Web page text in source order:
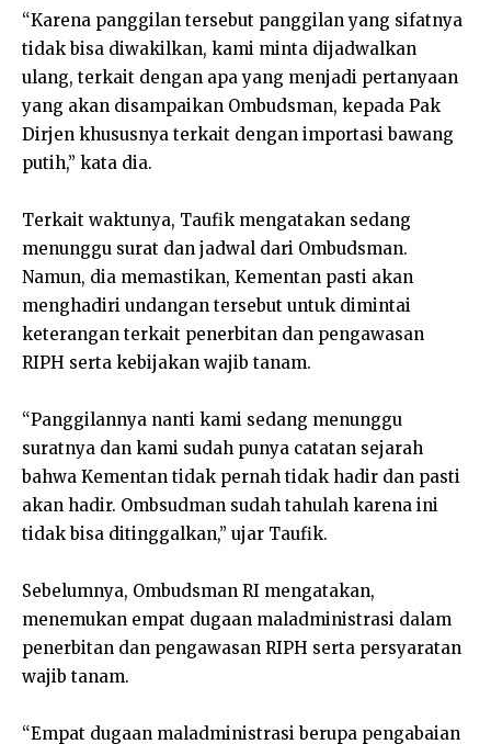
“Karena panggilan tersebut panggilan yang sifatnya
tidak bisa diwakilkan, kami minta dijadwalkan
ulang, terkait dengan apa yang menjadi pertanyaan
yang akan disampaikan Ombudsman, kepada Pak
Dirjen khususnya terkait dengan importasi bawang
putih,” kata dia.
Terkait waktunya, Taufik mengatakan sedang
menunggu surat dan jadwal dari Ombudsman.
Namun, dia memastikan, Kementan pasti akan
menghadiri undangan tersebut untuk dimintai
keterangan terkait penerbitan dan pengawasan
RIPH serta kebijakan wajib tanam.
“Panggilannya nanti kami sedang menunggu
suratnya dan kami sudah punya catatan sejarah
bahwa Kementan tidak pernah tidak hadir dan pasti
akan hadir. Ombsudman sudah tahulah karena ini
tidak bisa ditinggalkan,” ujar Taufik.
Sebelumnya, Ombudsman RI mengatakan,
menemukan empat dugaan maladministrasi dalam
penerbitan dan pengawasan RIPH serta persyaratan
wajib tanam.
“Empat dugaan maladministrasi berupa pengabaian